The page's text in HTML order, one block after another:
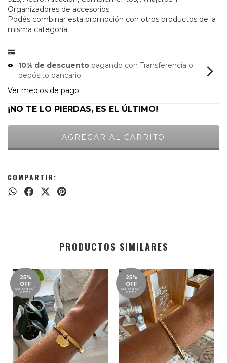
Organizadores de accesorios.
Podés combinar esta promoción con otros productos de la
misma categoría.
10% de descuento pagando con Transferencia o
depósito bancario
Ver medios de pago
¡NO TE LO PIERDAS, ES EL ÚLTIMO!
COMPARTIR:
PRODUCTOS SIMILARES
25%
OFF
comprando 1
o más
25%
OFF
comprando 1
o más